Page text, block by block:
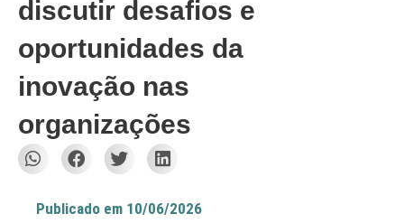
discutir desafios e
oportunidades da
inovação nas
organizações
Publicado em 10/06/2026